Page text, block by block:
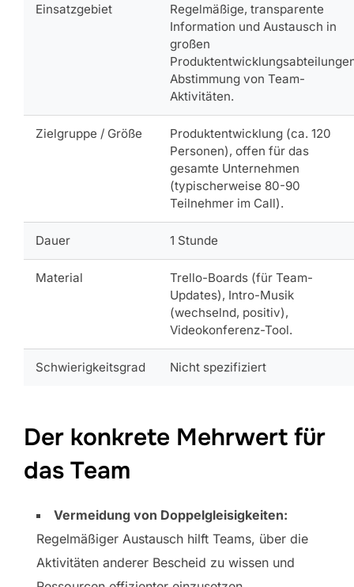
Einsatzgebiet
Regelmäßige, transparente
Information und Austausch in
großen
Abstimmung von Team-
Aktivitäten.
Zielgruppe / Größe
Produktentwicklung (ca. 120
Personen), offen für das
gesamte Unternehmen
(typischerweise 80-90
Teilnehmer im Call).
Dauer 1 Stunde
Material
Trello-Boards (für Team-
Updates), Intro-Musik
(wechselnd, positiv),
Videokonferenz-Tool.
Schwierigkeitsgrad Nicht spezifiziert
Der konkrete Mehrwert für
das Team
Vermeidung von Doppelgleisigkeiten:
Regelmäßiger Austausch hilft Teams, über die
Aktivitäten anderer Bescheid zu wissen und